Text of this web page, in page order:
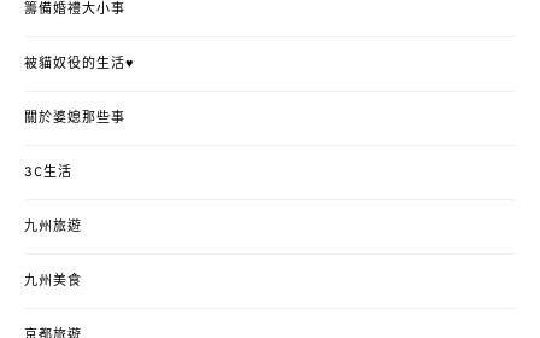
籌備婚禮大小事
被貓奴役的生活♥
關於婆媳那些事
3C生活
九州旅遊
九州美食